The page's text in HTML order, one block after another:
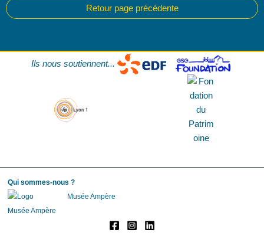
Ils nous soutiennent...
Qui sommes-nous ?
Musée Ampère